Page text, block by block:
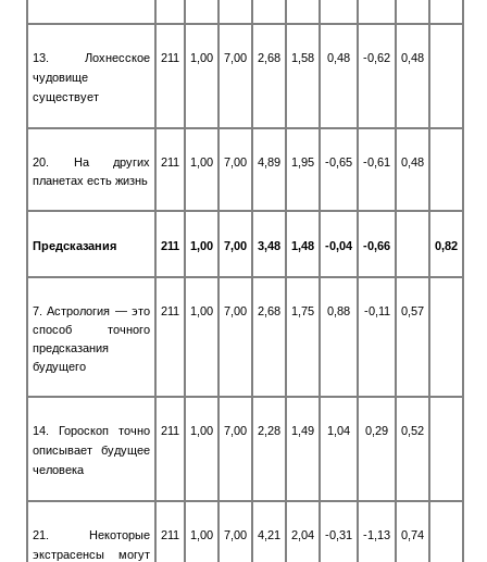
13. Лохнесское
чудовище
существует
211 1,00 7,00 2,68 1,58 0,48 -0,62 0,48
20. На других
планетах есть жизнь
211 1,00 7,00 4,89 1,95 -0,65 -0,61 0,48
Предсказания 211 1,00 7,00 3,48 1,48 -0,04 -0,66 0,82
7. Астрология — это
способ точного
предсказания
будущего
211 1,00 7,00 2,68 1,75 0,88 -0,11 0,57
14. Гороскоп точно
описывает будущее
человека
211 1,00 7,00 2,28 1,49 1,04 0,29 0,52
21. Некоторые
экстрасенсы могут
211 1,00 7,00 4,21 2,04 -0,31 -1,13 0,74